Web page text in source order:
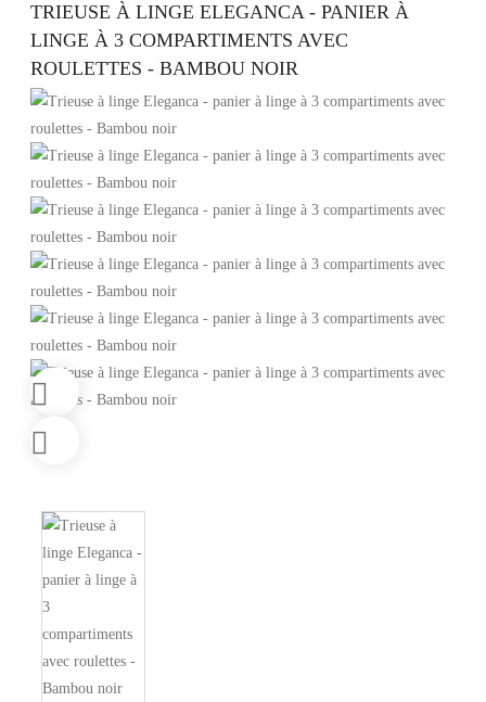
TRIEUSE À LINGE ELEGANCA - PANIER À
LINGE À 3 COMPARTIMENTS AVEC
ROULETTES - BAMBOU NOIR